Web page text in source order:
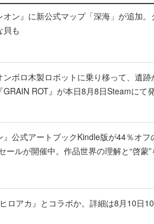
オン』に新公式マップ「深海」が追加
貝も
ンボロ木製ロボットに乗り移って、遺
ROT』が本日8月8日Steamにて
』公式アートブックKindle版が44％オ
ールが開催中。作品世界の理解と“啓蒙
ヒロアカ』とコラボか。詳細は8月10日